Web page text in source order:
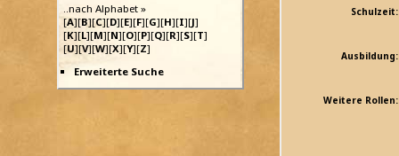
..nach Alphabet »
[A][B][C][D][E][F][G][H][I][J]
[K][L][M][N][O][P][Q][R][S][T]
[U][V][W][X][Y][Z]
Erweiterte Suche
Schulzeit:
Ausbildung:
Weitere Rollen: